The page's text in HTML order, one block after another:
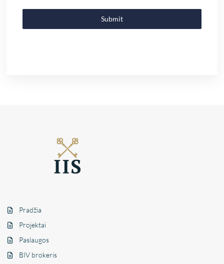
Submit
Pradžia
Projektai
Paslaugos
BIV brokeris